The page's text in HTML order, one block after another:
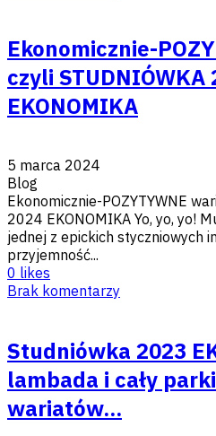
Ekonomicznie-
czyli STUDNIÓWKA
EKONOMIKA
5 marca 2024
Blog
Ekonomicznie-POZYTYWNE
2024 EKONOMIKA Yo, yo, yo!
jednej z epickich styczniowych
przyjemność...
0 likes
Brak komentarzy
Studniówka 2023
lambada i cały
wariatów...